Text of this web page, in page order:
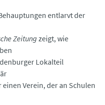
entlarvt der
Zeitung zeigt, wie
Lokalteil
Verein, der an Schulen